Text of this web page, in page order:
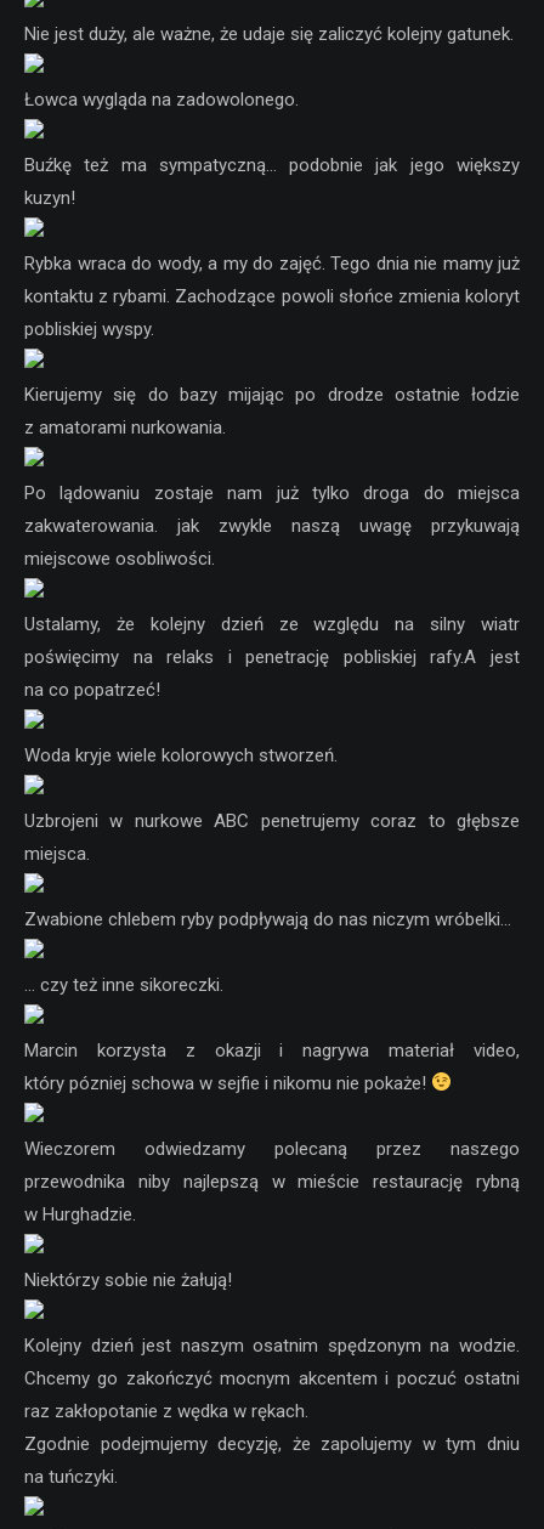
Nie jest duży, ale ważne, że udaje się zaliczyć kolejny gatunek.
Łowca wygląda na zadowolonego.
Buźkę też ma sympatyczną… podobnie jak jego większy
kuzyn!
Rybka wraca do wody, a my do zajęć. Tego dnia nie mamy już
kontaktu z rybami. Zachodzące powoli słońce zmienia koloryt
pobliskiej wyspy.
Kierujemy się do bazy mijając po drodze ostatnie łodzie
z amatorami nurkowania.
Po lądowaniu zostaje nam już tylko droga do miejsca
zakwaterowania. jak zwykle naszą uwagę przykuwają
miejscowe osobliwości.
Ustalamy, że kolejny dzień ze względu na silny wiatr
poświęcimy na relaks i penetrację pobliskiej rafy.A jest
na co popatrzeć!
Woda kryje wiele kolorowych stworzeń.
Uzbrojeni w nurkowe ABC penetrujemy coraz to głębsze
miejsca.
Zwabione chlebem ryby podpływają do nas niczym wróbelki…
… czy też inne sikoreczki.
Marcin korzysta z okazji i nagrywa materiał video,
który pózniej schowa w sejfie i nikomu nie pokaże!
Wieczorem odwiedzamy polecaną przez naszego
przewodnika niby najlepszą w mieście restaurację rybną
w Hurghadzie.
Niektórzy sobie nie żałują!
Kolejny dzień jest naszym osatnim spędzonym na wodzie.
Chcemy go zakończyć mocnym akcentem i poczuć ostatni
raz zakłopotanie z wędka w rękach.
Zgodnie podejmujemy decyzję, że zapolujemy w tym dniu
na tuńczyki.